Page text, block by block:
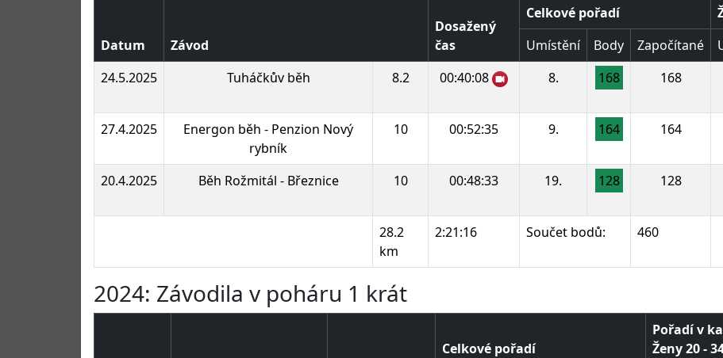
Datum Závod
Dosažený
čas
Celkové pořadí
Umístění
Body Započítané
24.5.2025
Tuháčkův běh 8.2 00:40:08 8. 168 168
27.4.2025
Energon běh - Penzion Nový
rybník
10 00:52:35 9. 164 164
20.4.2025
Běh Rožmitál - Březnice 10 00:48:33 19. 128 128
28.2
km
2:21:16 Součet bodů: 460
2024: Závodila v poháru 1 krát
Celkové pořadí
Pořadí v
Ženy 20 -